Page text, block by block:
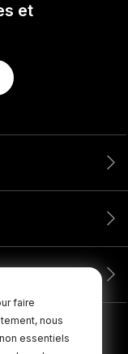
faire
nous
essentiels
et